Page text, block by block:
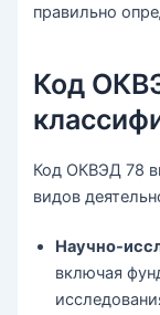
правильно
Код
Код ОКВЭД 78
видов
Научно-
включая